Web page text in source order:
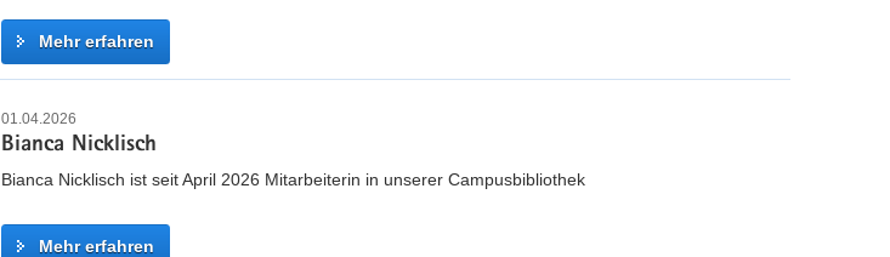
Mehr erfahren
r
o
f
D
01.04.2026
Bianca Nicklisch
Bianca Nicklisch ist seit April 2026 Mitarbeiterin in unserer Campusbibliothek
Mehr erfahren